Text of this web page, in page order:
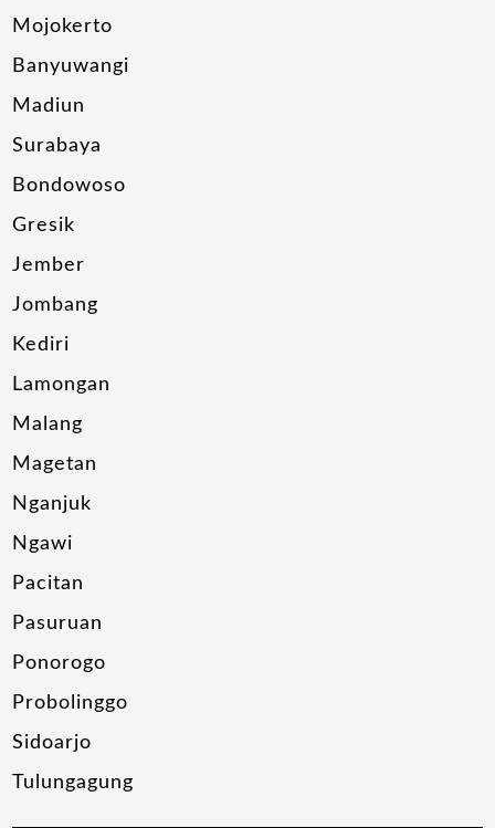
Mojokerto
Banyuwangi
Madiun
Surabaya
Bondowoso
Gresik
Jember
Jombang
Kediri
Lamongan
Malang
Magetan
Nganjuk
Ngawi
Pacitan
Pasuruan
Ponorogo
Probolinggo
Sidoarjo
Tulungagung